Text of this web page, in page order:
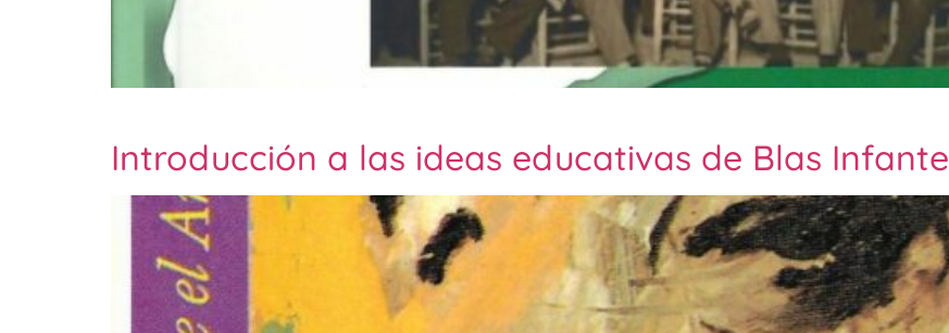
Introducción a las ideas educativas de Blas Infante